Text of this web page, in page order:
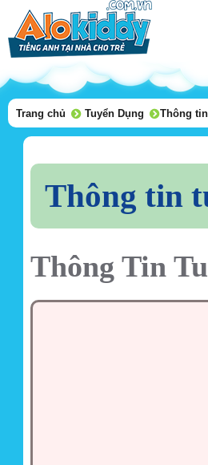
Trang chủ Tuyển Dụng Thông
Thông tin
Thông Tin